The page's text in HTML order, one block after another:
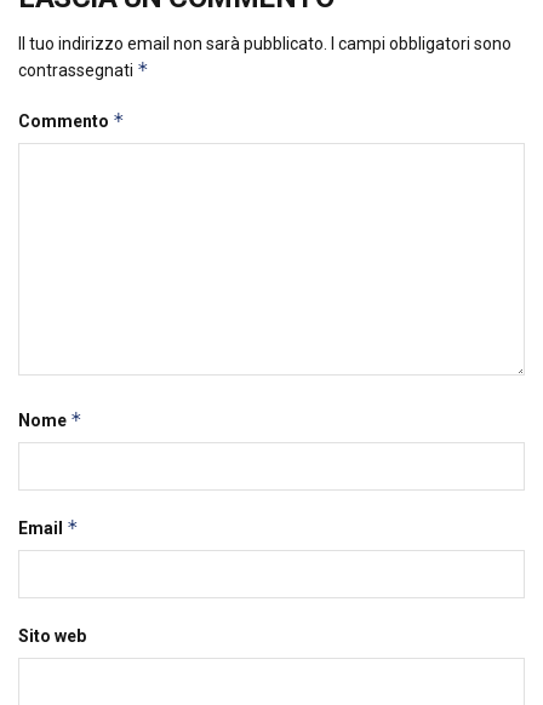
Il tuo indirizzo email non sarà pubblicato.
I campi obbligatori sono
contrassegnati *
Commento *
Nome *
Email *
Sito web